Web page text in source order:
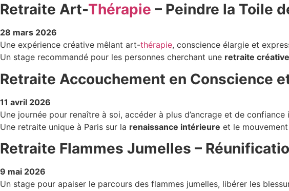
Retraite Art-Thérapie – Peindre la Toile
28 mars 2026
Une expérience créative mêlant art-thérapie, conscience élargie et
Un stage recommandé pour les personnes cherchant une retraite
Retraite Accouchement en Conscience
11 avril 2026
Une journée pour renaître à soi, accéder à plus d’ancrage et de confiance
Une retraite unique à Paris sur la renaissance intérieure et le
Retraite Flammes Jumelles –
9 mai 2026
Un stage pour apaiser le parcours des flammes jumelles, libérer les